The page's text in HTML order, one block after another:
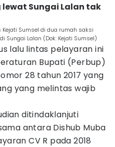
Sungai Lalan tak
Sumsel di dua rumah saksi
Sungai Lalan (Dok: Kejati Sumsel)
lalu lintas pelayaran ini
Bupati (Perbup)
28 tahun 2017 yang
yang melintas wajib
ditindaklanjuti
antara Dishub Muba
CV R pada 2018